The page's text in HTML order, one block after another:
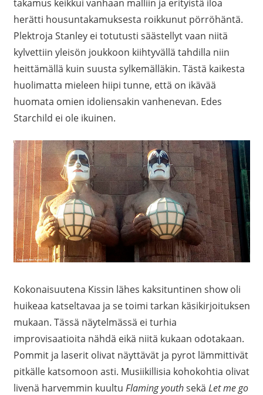
takamus keikkui vanhaan malliin ja erityistä iloa
herätti housuntakamuksesta roikkunut pörröhäntä.
Plektroja Stanley ei totutusti säästellyt vaan niitä
kylvettiin yleisön joukkoon kiihtyvällä tahdilla niin
heittämällä kuin suusta sylkemälläkin. Tästä kaikesta
huolimatta mieleen hiipi tunne, että on ikävää
huomata omien idoliensakin vanhenevan. Edes
Starchild ei ole ikuinen.
Kokonaisuutena Kissin lähes kaksituntinen show oli
huikeaa katseltavaa ja se toimi tarkan käsikirjoituksen
mukaan. Tässä näytelmässä ei turhia
improvisaatioita nähdä eikä niitä kukaan odotakaan.
Pommit ja laserit olivat näyttävät ja pyrot lämmittivät
pitkälle katsomoon asti. Musiikillisia kohokohtia olivat
livenä harvemmin kuultu Flaming youthsekä Let me go